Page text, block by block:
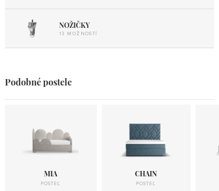
NOŽIČKY
13 MOŽNOSTÍ
Podobné postele
MIA
POSTEĽ
CHAIN
POSTEĽ